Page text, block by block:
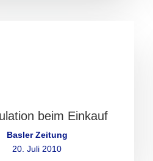
beim Einkauf
Basler Zeitung
20. Juli 2010